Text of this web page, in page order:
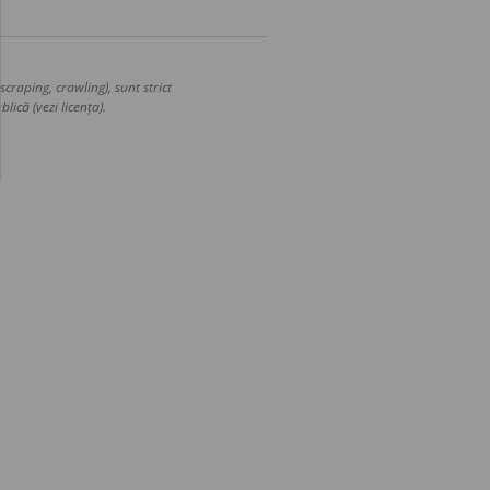
crawling), sunt strict
(vezi licența).